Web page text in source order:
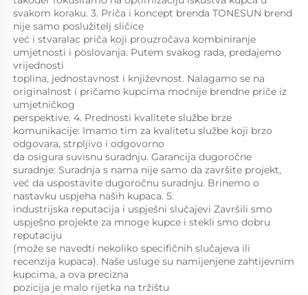
svakom koraku. 3. Priča i koncept brenda TONESUN brend
nije samo poslužitelj sličice
već i stvaralac priča koji prouzročava kombiniranje
umjetnosti i poslovanja. Putem svakog rada, predajemo
vrijednosti
toplina, jednostavnost i književnost. Nalagamo se na
originalnost i pričamo kupcima moćnije brendne priče iz
umjetničkog
perspektive. 4. Prednosti kvalitete službe brze
komunikacije: Imamo tim za kvalitetu službe koji brzo
odgovara, strpljivo i odgovorno
da osigura suvisnu suradnju. Garancija dugoročne
suradnje: Suradnja s nama nije samo da završite projekt,
već da uspostavite dugoročnu suradnju. Brinemo o
nastavku uspjeha naših kupaca. 5.
industrijska reputacija i uspješni slučajevi Završili smo
uspješno projekte za mnoge kupce i stekli smo dobru
reputaciju
(može se navedti nekoliko specifičnih slučajeva ili
recenzija kupaca). Naše usluge su namijenjene zahtijevnim
kupcima, a ova precizna
pozicija je malo rijetka na tržištu